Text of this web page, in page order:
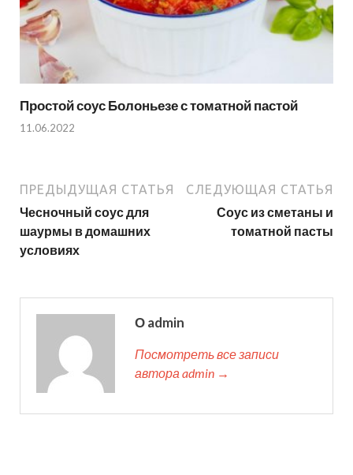
Простой соус Болоньезе с томатной пастой
11.06.2022
ПРЕДЫДУЩАЯ СТАТЬЯ
Чесночный соус для
шаурмы в домашних
условиях
СЛЕДУЮЩАЯ СТАТЬЯ
Соус из сметаны и
томатной пасты
О admin
Посмотреть все записи
автора admin →